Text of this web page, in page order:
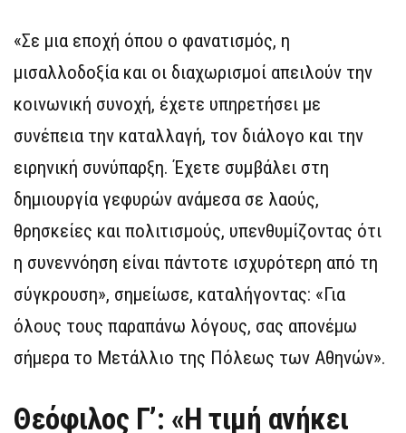
«Σε μια εποχή όπου ο φανατισμός, η
μισαλλοδοξία και οι διαχωρισμοί απειλούν την
κοινωνική συνοχή, έχετε υπηρετήσει με
συνέπεια την καταλλαγή, τον διάλογο και την
ειρηνική συνύπαρξη. Έχετε συμβάλει στη
δημιουργία γεφυρών ανάμεσα σε λαούς,
θρησκείες και πολιτισμούς, υπενθυμίζοντας ότι
η συνεννόηση είναι πάντοτε ισχυρότερη από τη
σύγκρουση», σημείωσε, καταλήγοντας: «Για
όλους τους παραπάνω λόγους, σας απονέμω
σήμερα το Μετάλλιο της Πόλεως των Αθηνών».
Θεόφιλος Γ’: «Η τιμή ανήκει